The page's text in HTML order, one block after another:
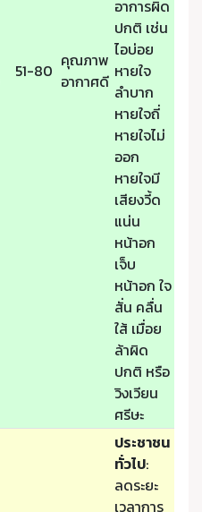
51-80 คุณภาพ
อากาศดี
อาการผิด
ปกติ เช่น
ไอบ่อย
หายใจ
ลำบาก
หายใจถี่
หายใจไม่
ออก
หายใจมี
เสียงวี้ด
แน่น
หน้าอก
เจ็บ
หน้าอก ใจ
สั่น คลื่น
ใส้ เมื่อย
ล้าผิด
ปกติ หรือ
วิงเวียน
ศรีษะ
ประชาชน
ทั่วไป:
ลดระยะ
เวลาการ